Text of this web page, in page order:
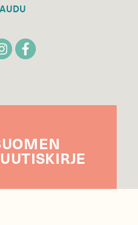
UUTIS­KIRJE